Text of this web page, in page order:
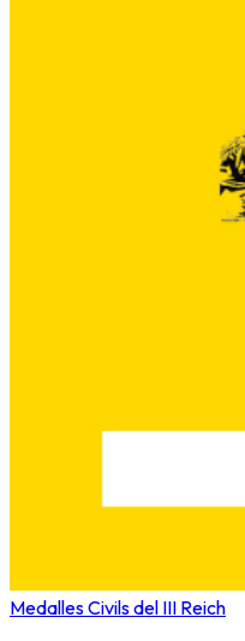
Medalles Civils del III Reich